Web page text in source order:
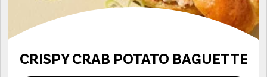
CRISPY CRAB POTATO BAGUETTE